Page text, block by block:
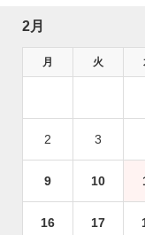
2月
月 火
2 3
9 10
16 17